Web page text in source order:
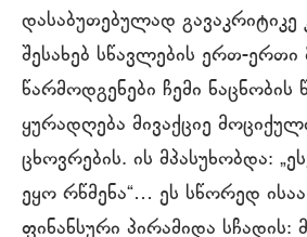
დასაბუთებულად
შესახებ სწავლების ერთ-ერთი
წარმოდგენები ჩემი ნაცნობის
ყურადღება მივაქციე
ცხოვრების. ის მპასუხობდა:
ეყო რწმენა“… ეს სწორედ
ფინანსური პირამიდა სჩადის: